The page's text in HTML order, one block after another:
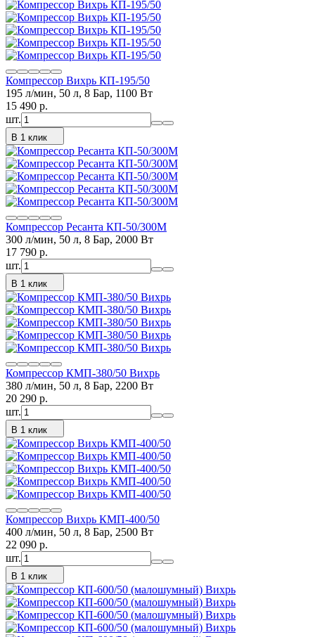
Компрессор Вихрь КП-195/50
195 л/мин, 50 л, 8 Бар, 1100 Вт
15 490 p.
шт.
В 1 клик
Компрессор Ресанта КП-50/300М
300 л/мин, 50 л, 8 Бар, 2000 Вт
17 790 p.
шт.
В 1 клик
Компрессор КМП-380/50 Вихрь
380 л/мин, 50 л, 8 Бар, 2200 Вт
20 290 p.
шт.
В 1 клик
Компрессор Вихрь КМП-400/50
400 л/мин, 50 л, 8 Бар, 2500 Вт
22 090 p.
шт.
В 1 клик